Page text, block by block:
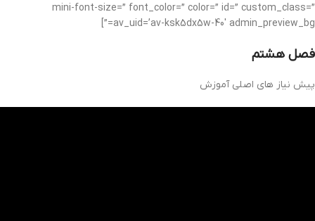
mini-font-size=” font_color=” color=” id=” custom_class=”
av_uid=’av-ksk5dx5w-40′ admin_preview_bg=”]
فصل هشتم
پیش نیاز های اصلی آموزش